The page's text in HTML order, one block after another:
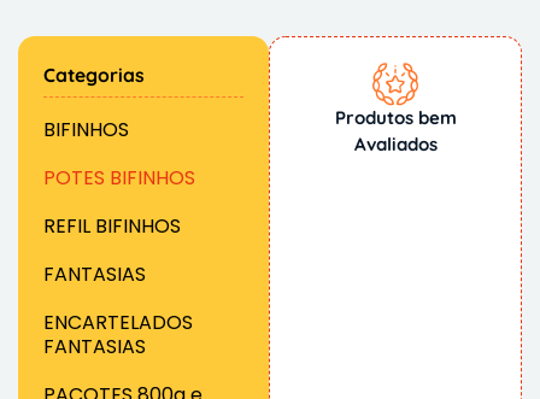
Categorias
BIFINHOS
POTES BIFINHOS
REFIL BIFINHOS
FANTASIAS
ENCARTELADOS
FANTASIAS
Produtos bem
Avaliados